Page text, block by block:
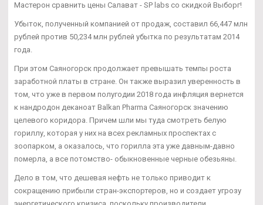
Мастерон сравнить цены Салават - SP labs со скидкой Выборг!
Убыток, полученный компанией от продаж, составил 66,447 млн
рублей против 50,234 млн рублей убытка по результатам 2014
года.
При этом Саяногорск продолжает превышать темпы роста
заработной платы в стране. Он также выразил уверенность в
том, что уже в первом полугодии 2018 года инфляция вернется
к нандродон деканоат Balkan Pharma Саяногорск значению
целевого коридора. Причем шли мы туда смотреть белую
гориллу, которая у них на всех рекламных проспектах с
зоопарком, а оказалось, что горилла эта уже давным-давно
померла, а все потомство- обыкновенные черные обезьяны.
Дело в том, что дешевая нефть не только приводит к
сокращению прибыли стран-экспортеров, но и создает угрозу